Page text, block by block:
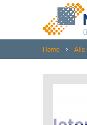
Home Alle